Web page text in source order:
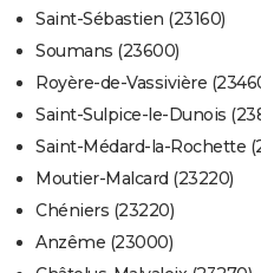
Saint-Sébastien (23160)
Soumans (23600)
Royère-de-Vassivière
Saint-Sulpice-le-Dunois
Saint-Médard-la-Rochette
Moutier-Malcard (23220)
Chéniers (23220)
Anzême (23000)